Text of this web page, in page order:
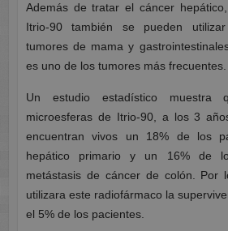
Además de tratar el cáncer
Itrio-90 también se pueden
tumores de mama y
es uno de los tumores más frecuentes.
Un estudio estadístico
microesferas de Itrio-90, a los 3
encuentran vivos un 18% de los
hepático primario y un 16% de
metástasis de cáncer de colón. Por
utilizara este radiofármaco la
el 5% de los pacientes.